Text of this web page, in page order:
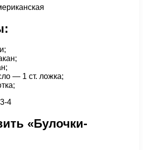
— 1 ст. ложка;
4
«Булочки-